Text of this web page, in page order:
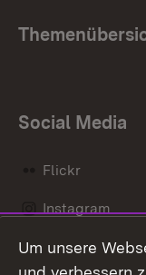
Social Media
Flickr
Instagram
Social Wall
Um unsere